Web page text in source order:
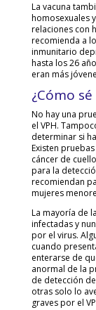
La vacuna
homosexuales
relaciones con
recomienda a
inmunitario
hasta los 26
eran más
¿Cómo
No hay una
el VPH.
determinar si
Existen
cáncer de
para la
recomiendan
mujeres
La mayoría de
infectadas y
por el virus.
cuando
enterarse de
anormal de la
de detección
otras solo lo
graves por el